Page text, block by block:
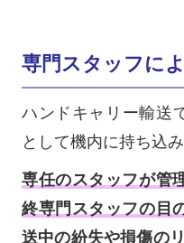
専門スタッフに
ハンドキャリー輸送
として機内に持ち込み
専任のスタッフが管
終専門スタッフの目
送中の紛失や損傷の